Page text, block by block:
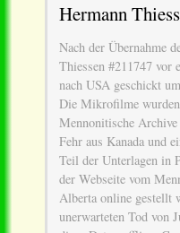
Hermann
Nach der Übernahme
Thiessen #211747 vor
nach USA geschickt
Die Mikrofilme wurden
Mennonitische
Fehr aus Kanada und
Teil der Unterlagen in
der Webseite vom
Alberta online gestellt
unerwarteten Tod von